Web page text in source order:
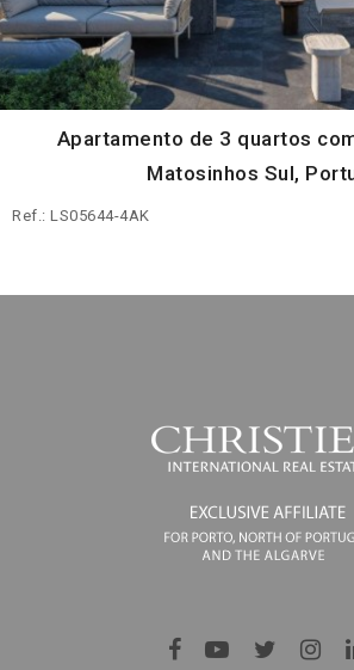
Apartamento de 3 quartos
Matosinhos Sul,
Ref.: LS05644-4AK